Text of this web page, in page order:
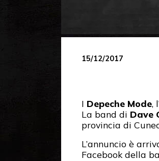
15/12/2017
I Depeche Mode,
La band di Dave
provincia di
L’annuncio è
Facebook della